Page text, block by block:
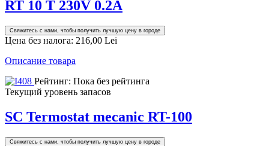
RT 10 T 230V 0.2A
Свяжитесь с нами, чтобы получить лучшую цену в городе
Цена без налога: 216,00 Lei
Описание товара
Рейтинг: Пока без рейтинга
Текущий уровень запасов
SC Termostat mecanic RT-100
Свяжитесь с нами, чтобы получить лучшую цену в городе